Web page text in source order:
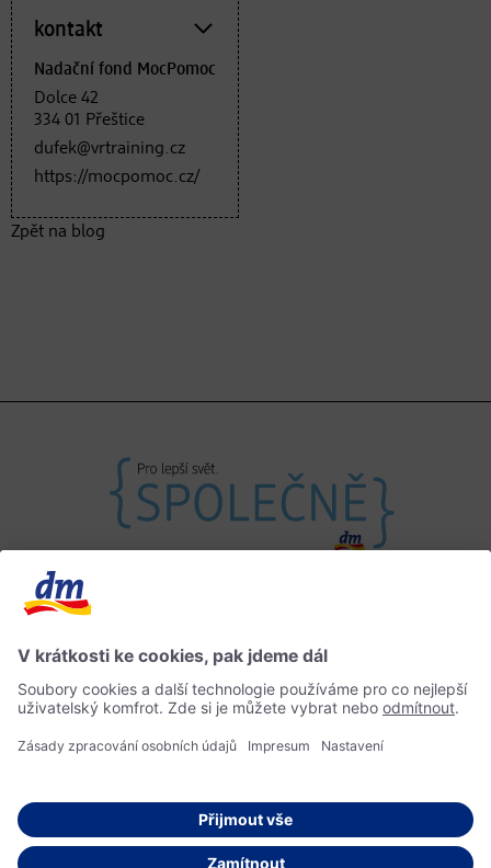
kontakt
Nadační fond MocPomoc
Dolce 42
334 01 Přeštice
dufek@vrtraining.cz
https://mocpomoc.cz/
Zpět na blog
Impressum Informace o přístupnosti
© 2026 dm drogerie markt s.r.o.